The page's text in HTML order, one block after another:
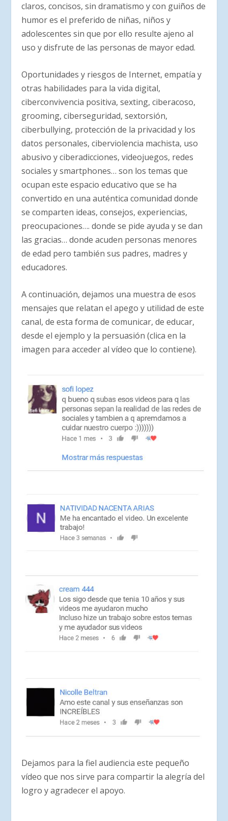
claros, concisos, sin dramatismo y con guiños de
humor es el preferido de niñas, niños y
adolescentes sin que por ello resulte ajeno al
uso y disfrute de las personas de mayor edad.
Oportunidades y riesgos de Internet, empatía y
otras habilidades para la vida digital,
ciberconvivencia positiva, sexting, ciberacoso,
grooming, ciberseguridad, sextorsión,
ciberbullying, protección de la privacidad y los
datos personales, ciberviolencia machista, uso
abusivo y ciberadicciones, videojuegos, redes
sociales y smartphones… son los temas que
ocupan este espacio educativo que se ha
convertido en una auténtica comunidad donde
se comparten ideas, consejos, experiencias,
preocupaciones…. donde se pide ayuda y se dan
las gracias… donde acuden personas menores
de edad pero también sus padres, madres y
educadores.
A continuación, dejamos una muestra de esos
mensajes que relatan el apego y utilidad de este
canal, de esta forma de comunicar, de educar,
desde el ejemplo y la persuasión (clica en la
imagen para acceder al vídeo que lo contiene).
Dejamos para la fiel audiencia este pequeño
vídeo que nos sirve para compartir la alegría del
logro y agradecer el apoyo.